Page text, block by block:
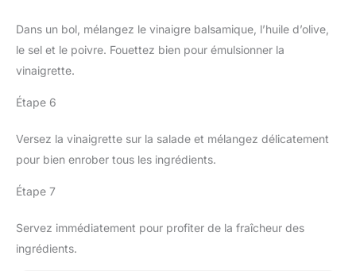
Dans un bol, mélangez le vinaigre balsamique, l’huile d’olive,
le sel et le poivre. Fouettez bien pour émulsionner la
vinaigrette.
Étape 6
Versez la vinaigrette sur la salade et mélangez délicatement
pour bien enrober tous les ingrédients.
Étape 7
Servez immédiatement pour profiter de la fraîcheur des
ingrédients.